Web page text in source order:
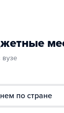
вузе
по стране